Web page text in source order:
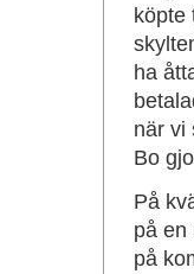
köpte
ha
när vi
Bo
På
på en
på